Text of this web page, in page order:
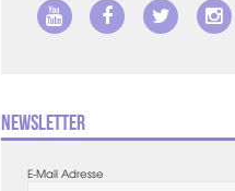
Newsletter
E-Mail Adresse